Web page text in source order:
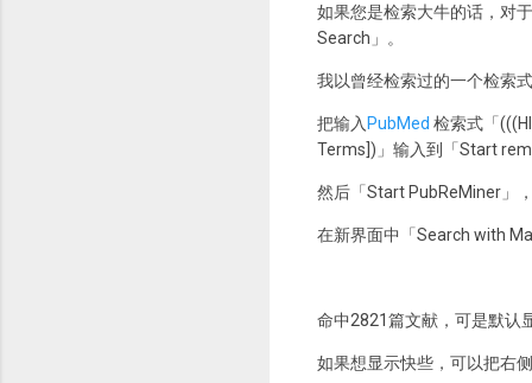
如果您是检索大牛的话，对
Search」。
我以曾经检索过的一个检索
把输入 PubMed 检索式「
Terms])」输入到「Start
然后「Start PubReMiner」
在新界面中「Search with
命中2821篇文献，可是默认
如果想显示快些，可以把右